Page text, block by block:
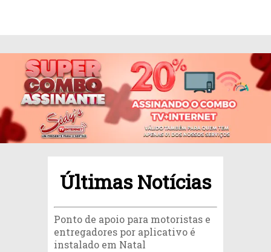
Últimas Notícias
Ponto de apoio para motoristas e
entregadores por aplicativo é
instalado em Natal